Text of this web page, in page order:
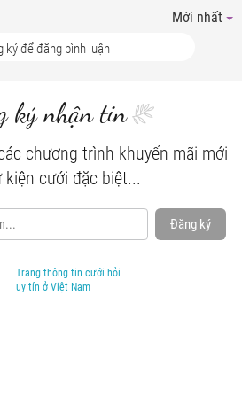
Mới nhất
ký nhận tin
chương trình khuyến mãi mới
kiện cưới đặc biệt...
Đăng ký
Trang thông tin cưới hỏi
uy tín ở Việt Nam